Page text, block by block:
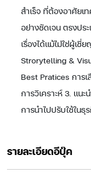
สำเร็จ ที่ต้องอาศัยเ
อย่างชัดเจน ตรงปร
เรื่องได้แม้ไม่ใช่ผู้เ
Strorytelling &
Best Pratices การเ
การวิเคราะห์ 3. แน
การนำไปปรับใช้ในธุ
รายละเอียดอีบุ๊ค